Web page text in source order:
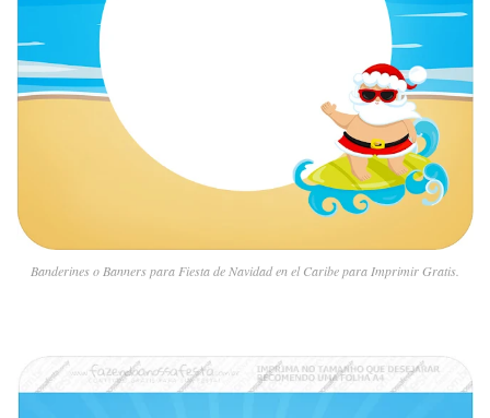
Banderines o Banners para Fiesta de Navidad en el Caribe para Imprimir Gratis.